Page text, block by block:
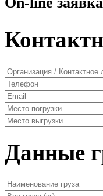
Данные